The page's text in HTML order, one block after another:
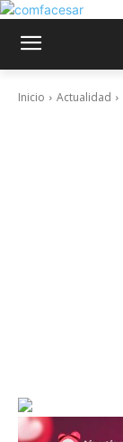
Inicio Actualidad